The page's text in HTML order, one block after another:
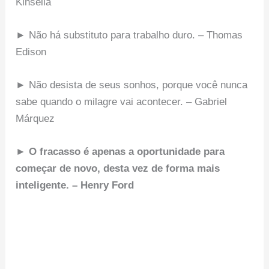
► Não há substituto para trabalho duro. – Thomas
Edison
► Não desista de seus sonhos, porque você nunca
sabe quando o milagre vai acontecer. – Gabriel
Márquez
► O fracasso é apenas a oportunidade para
começar de novo, desta vez de forma mais
inteligente. – Henry Ford